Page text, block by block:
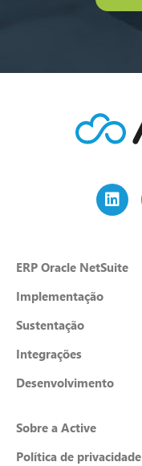
ERP Oracle NetSuite
Implementação
Sustentação
Integrações
Desenvolvimento
Sobre a Active
Política de privacidade